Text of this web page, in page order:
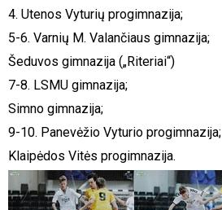
4. Utenos Vyturių progimnazija;
5-6. Varnių M. Valančiaus gimnazija;
Šeduvos gimnazija („Riteriai“)
7-8. LSMU gimnazija;
Simno gimnazija;
9-10. Panevėžio Vyturio progimnazija;
Klaipėdos Vitės progimnazija.